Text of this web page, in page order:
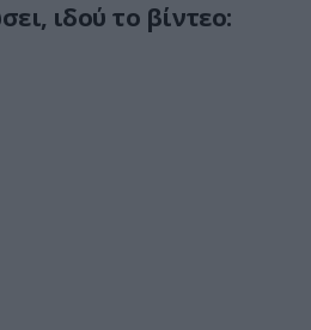
ιδού το βίντεο: